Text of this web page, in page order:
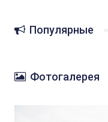
Популярные
Фотогалерея